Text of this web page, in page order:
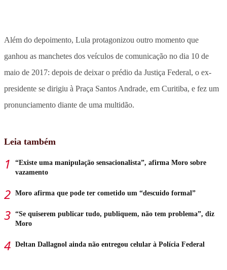
Além do depoimento, Lula protagonizou outro momento que
ganhou as manchetes dos veículos de comunicação no dia 10 de
maio de 2017: depois de deixar o prédio da Justiça Federal, o ex-
presidente se dirigiu à Praça Santos Andrade, em Curitiba, e fez um
pronunciamento diante de uma multidão.
Leia também
“Existe uma manipulação sensacionalista”, afirma Moro sobre
vazamento
Moro afirma que pode ter cometido um “descuido formal”
“Se quiserem publicar tudo, publiquem, não tem problema”, diz
Moro
Deltan Dallagnol ainda não entregou celular à Polícia Federal